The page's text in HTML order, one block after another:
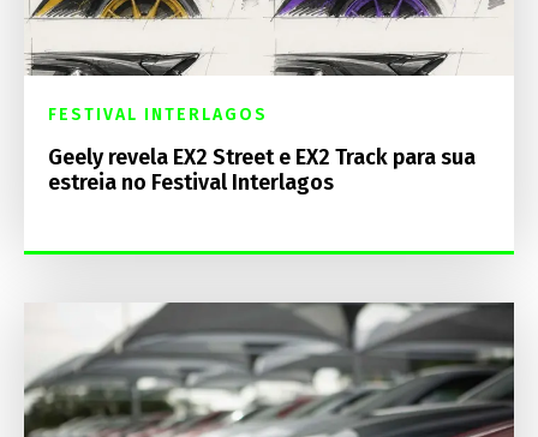
FESTIVAL INTERLAGOS
Geely revela EX2 Street e EX2 Track para sua
estreia no Festival Interlagos